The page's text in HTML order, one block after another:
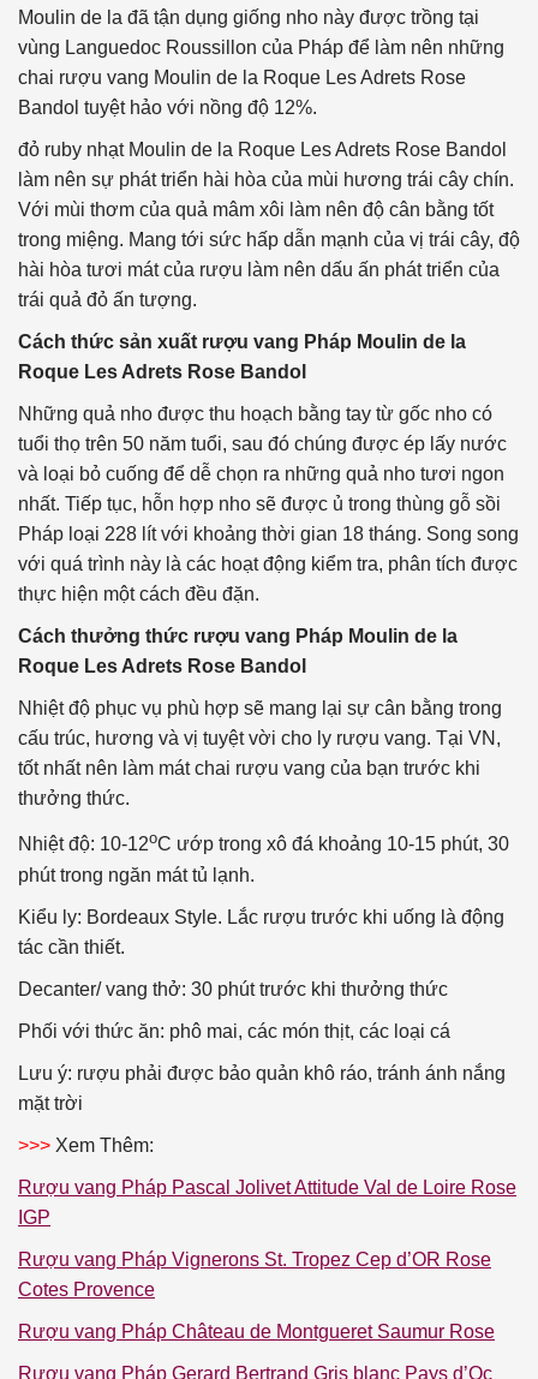
Moulin de la đã tận dụng giống nho này được trồng tại
vùng Languedoc Roussillon của Pháp để làm nên những
chai rượu vang Moulin de la Roque Les Adrets Rose
Bandol tuyệt hảo với nồng độ 12%.
đỏ ruby nhạt Moulin de la Roque Les Adrets Rose Bandol
làm nên sự phát triển hài hòa của mùi hương trái cây chín.
Với mùi thơm của quả mâm xôi làm nên độ cân bằng tốt
trong miệng. Mang tới sức hấp dẫn mạnh của vị trái cây, độ
hài hòa tươi mát của rượu làm nên dấu ấn phát triển của
trái quả đỏ ấn tượng.
Cách thức sản xuất rượu vang Pháp Moulin de la
Roque Les Adrets Rose Bandol
Những quả nho được thu hoạch bằng tay từ gốc nho có
tuổi thọ trên 50 năm tuổi, sau đó chúng được ép lấy nước
và loại bỏ cuống để dễ chọn ra những quả nho tươi ngon
nhất. Tiếp tục, hỗn hợp nho sẽ được ủ trong thùng gỗ sồi
Pháp loại 228 lít với khoảng thời gian 18 tháng. Song song
với quá trình này là các hoạt động kiểm tra, phân tích được
thực hiện một cách đều đặn.
Cách thưởng thức rượu vang Pháp Moulin de la
Roque Les Adrets Rose Bandol
Nhiệt độ phục vụ phù hợp sẽ mang lại sự cân bằng trong
cấu trúc, hương và vị tuyệt vời cho ly rượu vang. Tại VN,
tốt nhất nên làm mát chai rượu vang của bạn trước khi
thưởng thức.
Nhiệt độ: 10-12oC ướp trong xô đá khoảng 10-15 phút, 30
phút trong ngăn mát tủ lạnh.
Kiểu ly: Bordeaux Style. Lắc rượu trước khi uống là động
tác cần thiết.
Decanter/ vang thở: 30 phút trước khi thưởng thức
Phối với thức ăn: phô mai, các món thịt, các loại cá
Lưu ý: rượu phải được bảo quản khô ráo, tránh ánh nắng
mặt trời
>>> Xem Thêm:
Rượu vang Pháp Pascal Jolivet Attitude Val de Loire Rose
IGP
Rượu vang Pháp Vignerons St. Tropez Cep d’OR Rose
Cotes Provence
Rượu vang Pháp Château de Montgueret Saumur Rose
Rượu vang Pháp Gerard Bertrand Gris blanc Pays d’Oc